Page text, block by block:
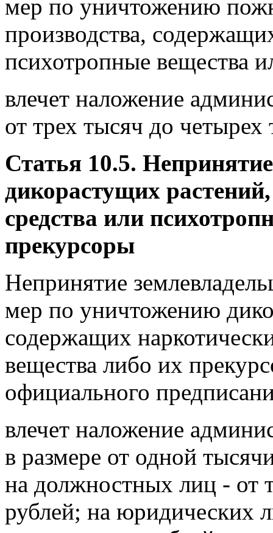
мер по уничтожению
производства,
психотропные вещества
влечет наложение
от трех тысяч до четырех
Статья 10.5.
дикорастущих
средства или
прекурсоры
Непринятие
мер по уничтожению
содержащих
вещества либо их
официального
влечет наложение
в размере от одной
на должностных лиц - от
рублей; на юридических